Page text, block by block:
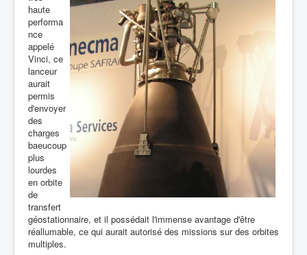
haute
performa
nce
appelé
Vinci, ce
lanceur
aurait
permis
d'envoyer
des
charges
baeucoup
plus
lourdes
en orbite
de
transfert
géostationnaire, et il possédait l'immense avantage d'être
réallumable, ce qui aurait autorisé des missions sur des orbites
multiples.